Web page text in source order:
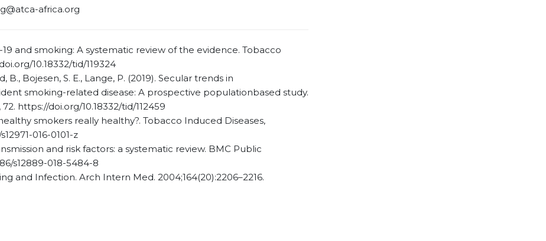
africa.org
19 and smoking: A systematic review of the evidence. Tobacco
10.18332/tid/119324
B., Bojesen, S. E., Lange, P. (2019). Secular trends in
smoking-related disease: A prospective populationbased study.
https://doi.org/10.18332/tid/112459
smokers really healthy?. Tobacco Induced Diseases,
016-0101-z
and risk factors: a systematic review. BMC Public
s12889-018-5484-8
and Infection. Arch Intern Med. 2004;164(20):2206–2216.